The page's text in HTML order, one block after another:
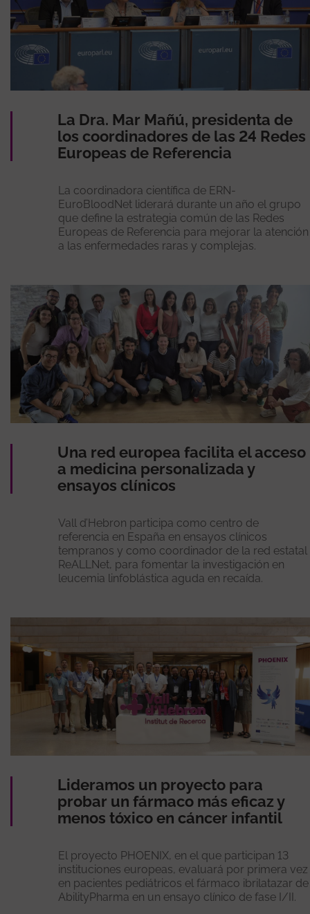
La Dra. Mar Mañú, presidenta de
los coordinadores de las 24 Redes
Europeas de Referencia
La coordinadora científica de ERN-
EuroBloodNet liderará durante un año el grupo
que define la estrategia común de las Redes
Europeas de Referencia para mejorar la atención
a las enfermedades raras y complejas.
Una red europea facilita el acceso
a medicina personalizada y
ensayos clínicos
Vall d’Hebron participa como centro de
referencia en España en ensayos clínicos
tempranos y como coordinador de la red estatal
ReALLNet, para fomentar la investigación en
leucemia linfoblástica aguda en recaída.
Lideramos un proyecto para
probar un fármaco más eficaz y
menos tóxico en cáncer infantil
El proyecto PHOENIX, en el que participan 13
instituciones europeas, evaluará por primera vez
en pacientes pediátricos el fármaco ibrilatazar de
AbilityPharma en un ensayo clínico de fase I/II.